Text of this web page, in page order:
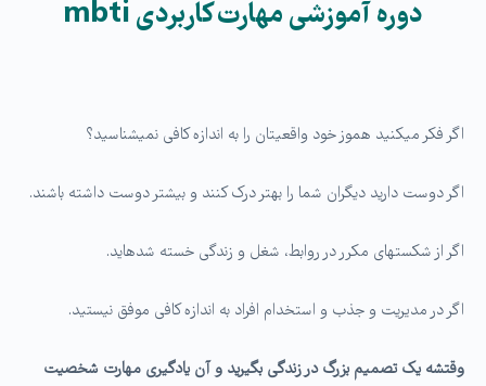
دوره آموزشی مهارت کاربردی mbti
اگر فکر میکنید هموز خود واقعیتان را به اندازه کافی نمی­شناسید؟
اگر دوست دارید دیگران شما را بهتر درک کنند و بیشتر دوست داشته باشند.
اگر از شکست­های مکرر در روابط، شغل و زندگی خسته شده­اید.
اگر در مدیریت و جذب و استخدام افراد به اندازه کافی موفق نیستید.
وقتشه یک تصمیم بزرگ در زندگی بگیرید و آن یادگیری مهارت شخصیت